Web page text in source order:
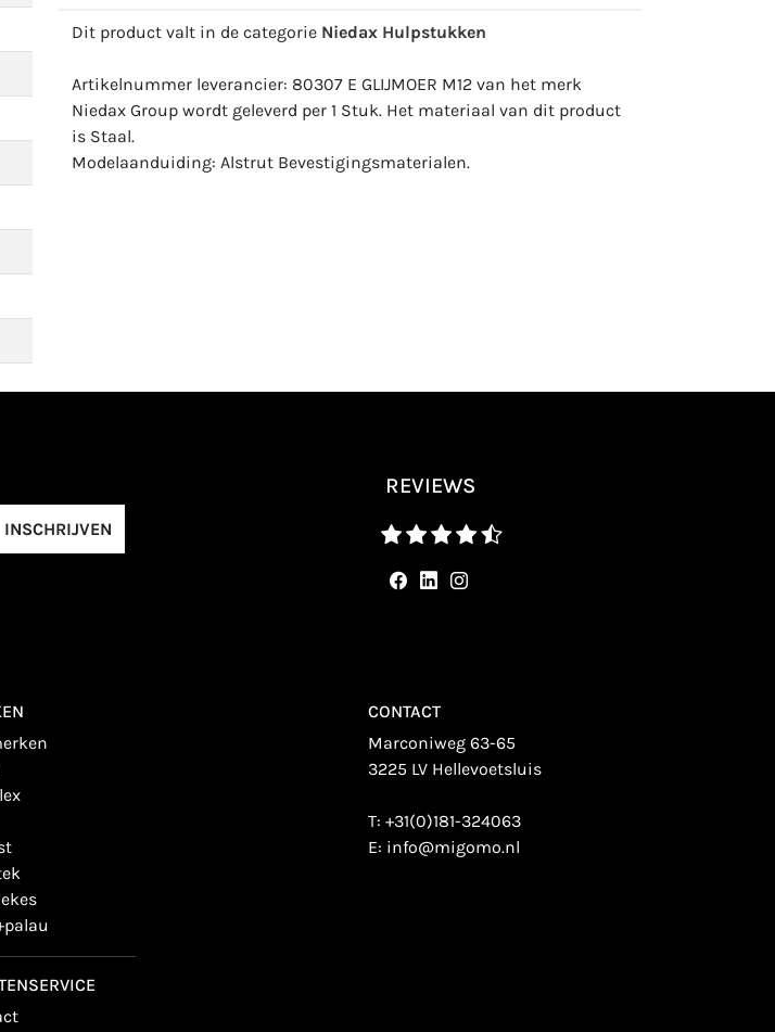
Dit product valt in de categorie Niedax Hulpstukken
Artikelnummer leverancier: 80307 E GLIJMOER M12 van het merk
Niedax Group wordt geleverd per 1 Stuk. Het materiaal van dit product
is Staal.
Modelaanduiding: Alstrut Bevestigingsmaterialen.
INSCHRIJVEN
REVIEWS
CONTACT
Marconiweg 63-65
3225 LV Hellevoetsluis
T:+31(0)181-324063
E: info@migomo.nl